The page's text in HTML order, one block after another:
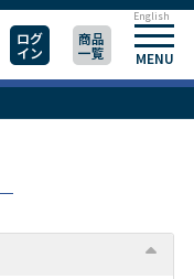
ログ
イン
商品
一覧 MENU
English